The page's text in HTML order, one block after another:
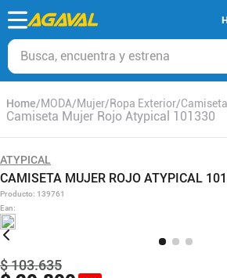
Busca, encuentra y estrena
MODA Mujer Ropa Exterior
Camiseta Mujer Rojo Atypical 101330
ATYPICAL
CAMISETA MUJER ROJO ATYPICAL
Producto: 139761
Ean:
$103.635